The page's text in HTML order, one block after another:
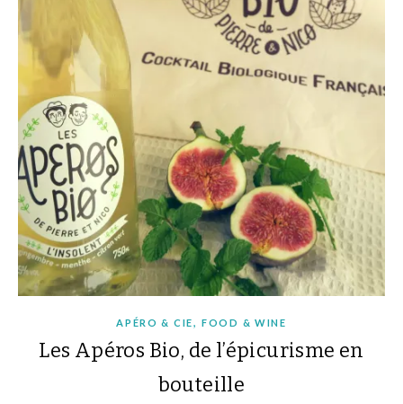
APÉRO & CIE, FOOD & WINE
Les Apéros Bio, de l’épicurisme en
bouteille